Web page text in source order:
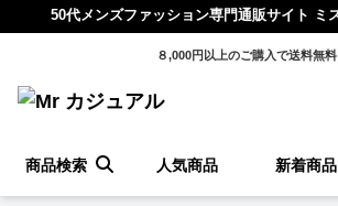
50代メンズファッション専門通販サイト ミ
８,000円以上のご購入で送料無料
商品検索 人気商品 新着商品